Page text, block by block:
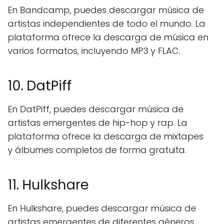
En Bandcamp, puedes descargar música de
artistas independientes de todo el mundo. La
plataforma ofrece la descarga de música en
varios formatos, incluyendo MP3 y FLAC.
10. DatPiff
En DatPiff, puedes descargar música de
artistas emergentes de hip-hop y rap. La
plataforma ofrece la descarga de mixtapes
y álbumes completos de forma gratuita.
11. Hulkshare
En Hulkshare, puedes descargar música de